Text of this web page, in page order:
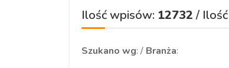
Ilość wpisów: 12732 /
Szukano wg: / Branża: